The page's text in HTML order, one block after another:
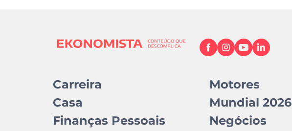
Carreira
Casa
Finanças Pessoais
Motores
Mundial 2026
Negócios